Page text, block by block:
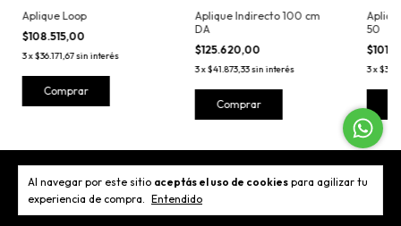
Al navegar por este sitio aceptás el uso de cookies para agilizar tu
experiencia de compra. Entendido
Aplique Loop
$108.515,00
3x$36.171,67sin interés
Comprar
Aplique Indirecto 100 cm
DA
$125.620,00
3x$41.873,33sin interés
Comprar
50
3x
Newsletter